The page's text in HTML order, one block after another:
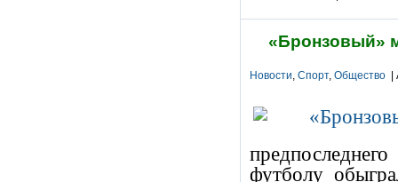
«Бронзовый»
Новости, Спорт, Общество |
футболу